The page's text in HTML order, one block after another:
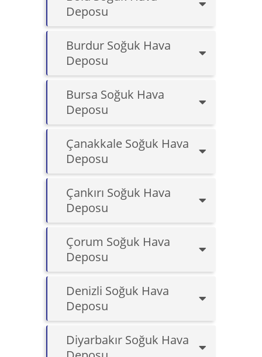
Deposu
Burdur Soğuk Hava
Deposu
Bursa Soğuk Hava
Deposu
Çanakkale Soğuk Hava
Deposu
Çankırı Soğuk Hava
Deposu
Çorum Soğuk Hava
Deposu
Denizli Soğuk Hava
Deposu
Diyarbakır Soğuk Hava